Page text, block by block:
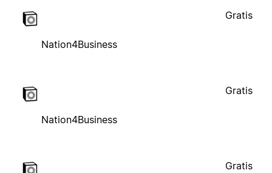
Nation4Business
Gratis
Nation4Business
Gratis
Gratis